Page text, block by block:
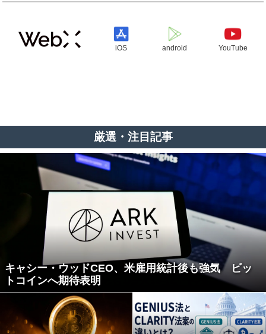
iOS android YouTube
厳選・注目記事
キャシー・ウッドCEO、米雇用統計後も強気 ビッ
トコインへ期待表明